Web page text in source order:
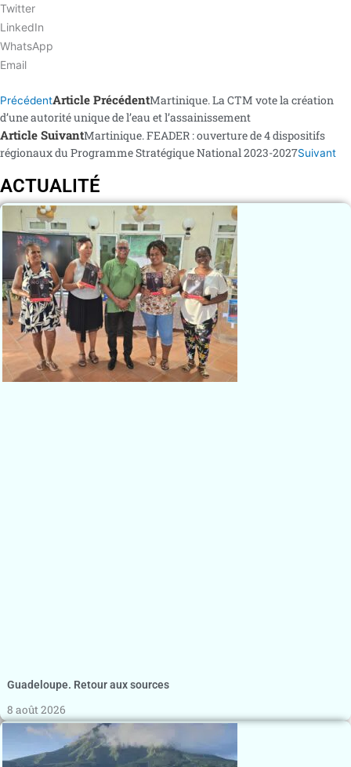
Twitter
LinkedIn
WhatsApp
Email
PrécédentArticle PrécédentMartinique. La CTM vote la création
d’une autorité unique de l’eau et l’assainissement
Article SuivantMartinique. FEADER : ouverture de 4 dispositifs
régionaux du Programme Stratégique National 2023-2027Suivant
ACTUALITÉ
Guadeloupe. Retour aux sources
8 août 2026